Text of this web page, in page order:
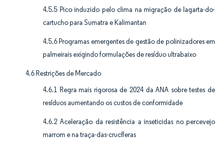
4.5.5 Pico induzido pelo clima na migração de lagarta-do-
cartucho para Sumatra e Kalimantan
4.5.6 Programas emergentes de gestão de polinizadores em
palmeirais exigindo formulações de resíduo ultrabaixo
4.6 Restrições de Mercado
4.6.1 Regra mais rigorosa de 2024 da ANA sobre testes de
resíduos aumentando os custos de conformidade
4.6.2 Aceleração da resistência a inseticidas no percevejo
marrom e na traça-das-crucíferas